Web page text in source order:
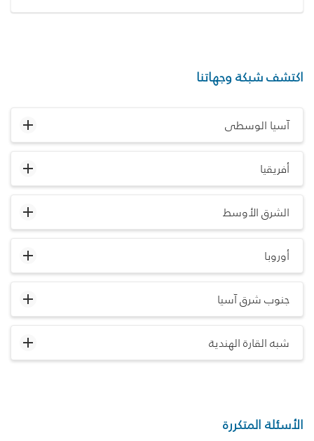
اكتشف شبكة وجهاتنا
آسيا الوسطى
أفريقيا
الشرق الأوسط
أوروبا
جنوب شرق آسيا
شبه القارة الهندية
الأسئلة المتكررة